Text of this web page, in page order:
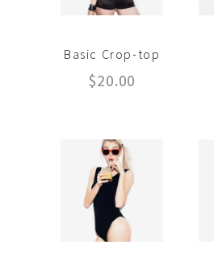
Basic Crop-top
$20.00